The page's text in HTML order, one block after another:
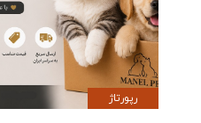
رپورتاژ